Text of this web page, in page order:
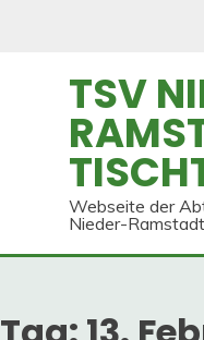
TSV
Webseite der
Nieder-Ramstadt